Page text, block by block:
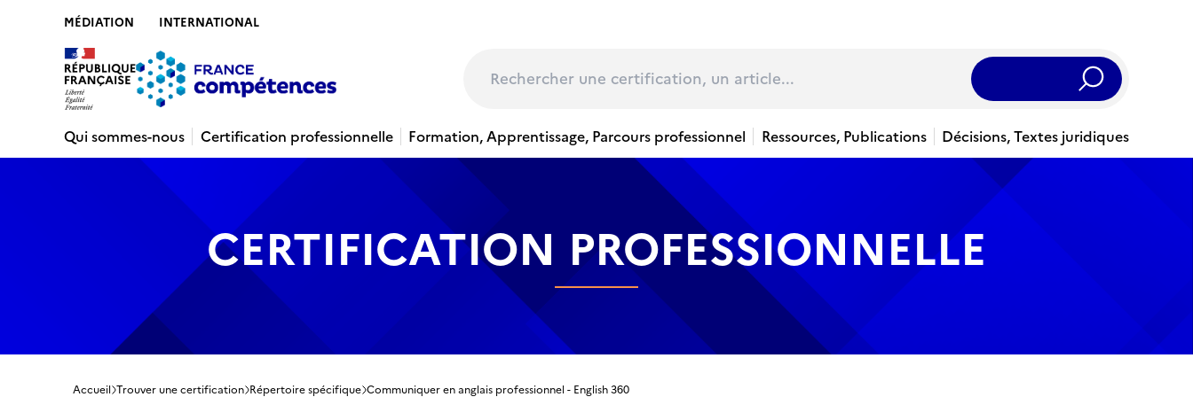
MÉDIATION INTERNATIONAL
Rechercher
Qui sommes-nous
Certification professionnelle Formation, Apprentissage, Parcours professionnel Ressources, Publications Décisions, Textes juridiques
CERTIFICATION PROFESSIONNELLE
Accueil Trouver une certification Répertoire spécifique Communiquer en anglais professionnel - English 360